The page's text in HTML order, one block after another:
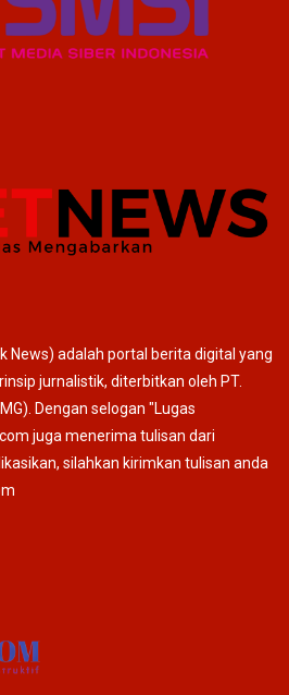
News) adalah portal berita digital yang
jurnalistik, diterbitkan oleh PT.
Dengan selogan "Lugas
juga menerima tulisan dari
silahkan kirimkan tulisan anda